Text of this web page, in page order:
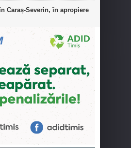
Caraș-Severin, în apropiere